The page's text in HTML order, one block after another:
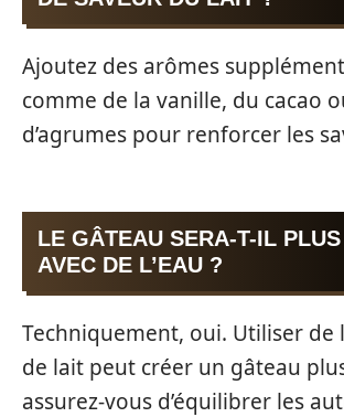
Ajoutez des arômes
comme de la vanille, du cacao
d’agrumes pour renforcer les
LE GÂTEAU SERA-T-IL
AVEC DE L’EAU ?
Techniquement, oui. Utiliser de
de lait peut créer un gâteau
assurez-vous d’équilibrer les